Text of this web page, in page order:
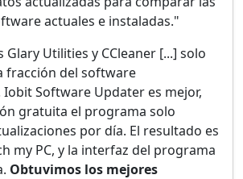
actuales e instaladas."
Utilities y CCleaner [...] solo
fracción del software
Software Updater es mejor,
gratuita el programa solo
por día. El resultado es
my PC, y la interfaz del programa
Obtuvimos los mejores